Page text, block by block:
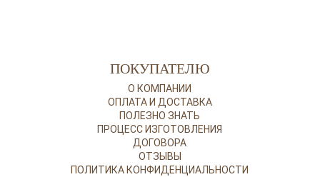
ПОКУПАТЕЛЮ
О КОМПАНИИ
ОПЛАТА И ДОСТАВКА
ПОЛЕЗНО ЗНАТЬ
ПРОЦЕСС ИЗГОТОВЛЕНИЯ
ДОГОВОРА
ОТЗЫВЫ
ПОЛИТИКА КОНФИДЕНЦИАЛЬНОСТИ